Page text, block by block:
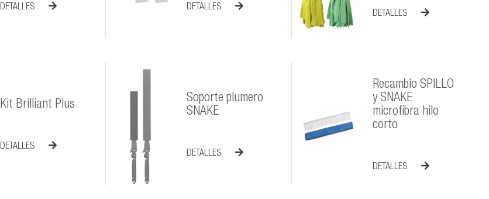
DETALLES DETALLES
DETALLES
Kit Brilliant Plus
DETALLES
Soporte plumero
SNAKE
DETALLES
Recambio SPILLO
y SNAKE
microfibra hilo
corto
DETALLES